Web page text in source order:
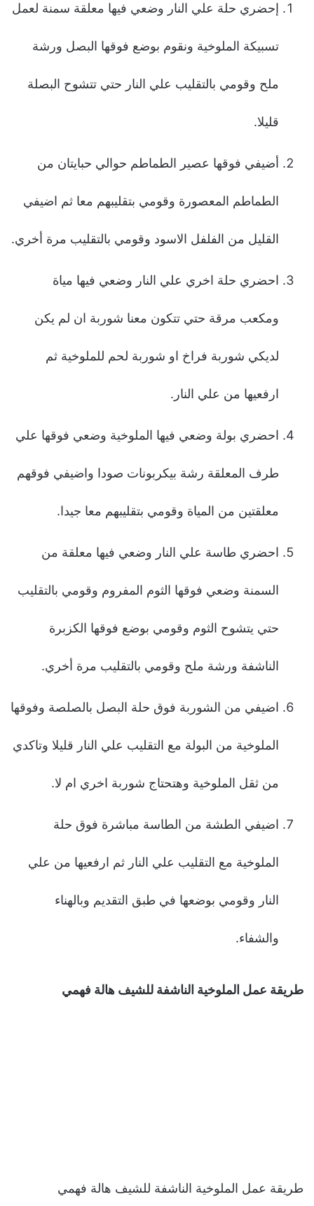
إحضري حلة علي النار وضعي فيها معلقة سمنة لعمل
تسبيكة الملوخية ونقوم بوضع فوقها البصل ورشة
ملح وقومي بالتقليب علي النار حتي تتشوح البصلة
قليلا.
أضيفي فوقها عصير الطماطم حوالي حبايتان من
الطماطم المعصورة وقومي بتقليبهم معا ثم اضيفي
القليل من الفلفل الاسود وقومي بالتقليب مرة أخري.
احضري حلة اخري علي النار وضعي فيها مياة
ومكعب مرقة حتي تتكون معنا شوربة ان لم يكن
لديكي شوربة فراخ او شوربة لحم للملوخية ثم
ارفعيها من علي النار.
احضري بولة وضعي فيها الملوخية وضعي فوقها علي
طرف المعلقة رشة بيكربونات صودا واضيفي فوقهم
معلقتين من المياة وقومي بتقليبهم معا جيدا.
احضري طاسة علي النار وضعي فيها معلقة من
السمنة وضعي فوقها الثوم المفروم وقومي بالتقليب
حتي يتشوح الثوم وقومي بوضع فوقها الكزبرة
الناشفة ورشة ملح وقومي بالتقليب مرة أخري.
اضيفي من الشوربة فوق حلة البصل بالصلصة وفوقها
الملوخية من البولة مع التقليب علي النار قليلا وتاكدي
من ثقل الملوخية وهتحتاج شوربة اخري ام لا.
اضيفي الطشة من الطاسة مباشرة فوق حلة
الملوخية مع التقليب علي النار ثم ارفعيها من علي
النار وقومي بوضعها في طبق التقديم وبالهناء
والشفاء.
طريقة عمل الملوخية الناشفة للشيف هالة فهمي
طريقة عمل الملوخية الناشفة للشيف هالة فهمي